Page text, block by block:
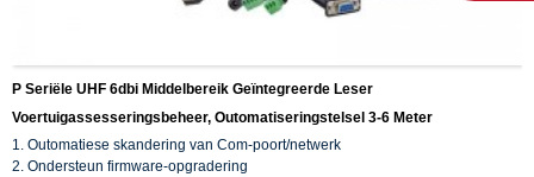
P Seriële UHF 6dbi Middelbereik Geïntegreerde Leser
Voertuigassesseringsbeheer, Outomatiseringstelsel 3-6 Meter
1. Outomatiese skandering van Com-poort/netwerk
2. Ondersteun firmware-opgradering